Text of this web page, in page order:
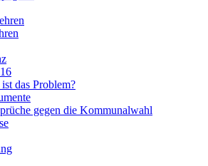
ist das Problem?
gegen die Kommunalwahl